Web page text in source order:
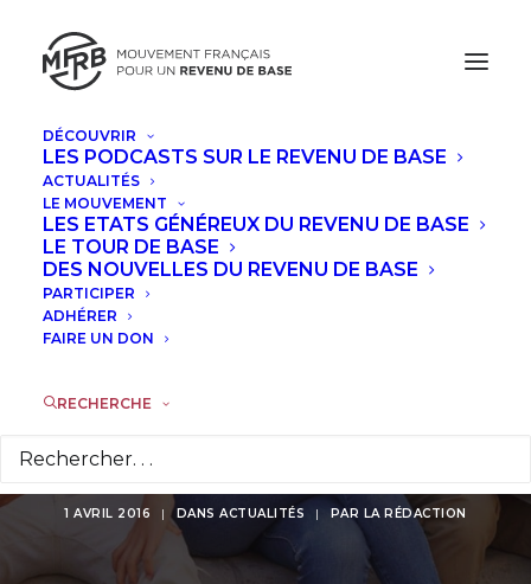
DÉCOUVRIR
LES PODCASTS SUR LE REVENU DE BASE
ACTUALITÉS
LE MOUVEMENT
LES ETATS GÉNÉREUX DU REVENU DE BASE
LE TOUR DE BASE
DES NOUVELLES DU REVENU DE BASE
PARTICIPER
ADHÉRER
FAIRE UN DON
RECHERCHE
Appel à l’action :
votez pour les
propositions de
revenu de base sur
#égalité et
citoyenneté
1 AVRIL 2016 | DANSACTUALITÉS | PAR LA RÉDACTION